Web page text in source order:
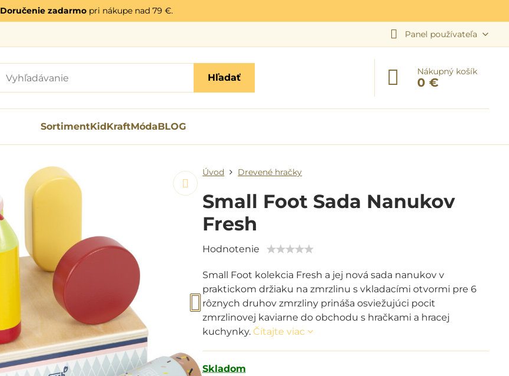
Doručenie zadarmopri nákupe nad 79 €.
Panel používateľa
Hľadať
Nákupný košík
0 €
SortimentKidKraftMódaBLOG
Úvod Drevené hračky
Small Foot Sada Nanukov
Fresh
Hodnotenie
Small Foot kolekcia Fresh a jej nová sada nanukov v
praktickom držiaku na zmrzlinu s vkladacími otvormi pre 6
rôznych druhov zmrzliny prináša osviežujúci pocit
zmrzlinovej kaviarne do obchodu s hračkami a hracej
kuchynky. Čítajte viac
Skladom